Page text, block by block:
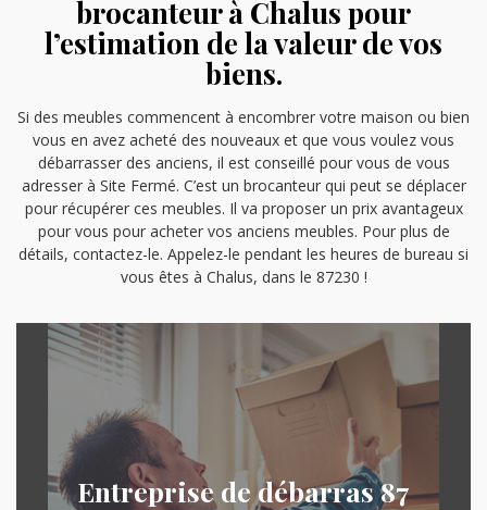
brocanteur à Chalus pour
l’estimation de la valeur de vos
biens.
Si des meubles commencent à encombrer votre maison ou bien
vous en avez acheté des nouveaux et que vous voulez vous
débarrasser des anciens, il est conseillé pour vous de vous
adresser à Site Fermé. C’est un brocanteur qui peut se déplacer
pour récupérer ces meubles. Il va proposer un prix avantageux
pour vous pour acheter vos anciens meubles. Pour plus de
détails, contactez-le. Appelez-le pendant les heures de bureau si
vous êtes à Chalus, dans le 87230 !
Entreprise de débarras 87